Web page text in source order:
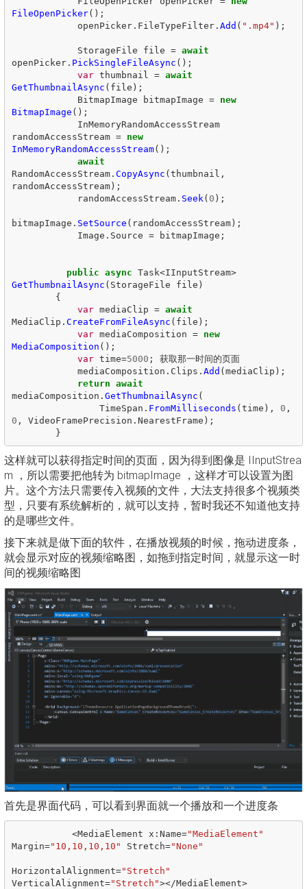
FileOpenPicker();
openPicker. FileTypeFilter. Add ( ".mp4" );
StorageFile file = await
openPicker. PickSingleFileAsync ();
var thumbnail = await
GetThumbnailAsync ( file );
BitmapImage
bitmapImage =
new
BitmapImage ();
InMemoryRandomAccessStream
randomAccessStream =
new
InMemoryRandomAccessStream();
await
RandomAccessStream. CopyAsync ( thumbnail ,
randomAccessStream);
randomAccessStream. Seek ( 0 );
bitmapImage . SetSource ( randomAccessStream);
Image . Source = bitmapImage ;
public async Task<IInputStream>
GetThumbnailAsync ( StorageFile file )
{
var mediaClip = await
MediaClip . CreateFromFileAsync ( file );
var mediaComposition =
new
MediaComposition ();
var time=5000 ;
获取那一时间的页面
mediaComposition . Clips . Add ( mediaClip );
return await
mediaComposition . GetThumbnailAsync (
TimeSpan . FromMilliseconds ( time ), 0 ,
0 , VideoFramePrecision . NearestFrame );
}
这样就可以获得指定时间的页面，因为得到图像是 IInputStrea
m ，所以需要把他转为 bitmapImage ，这样才可以设置为图
片。这个方法只需要传入视频的文件，大法支持很多个视频类
型，只要有系统解析的，就可以支持，暂时我还不知道他支持
的是哪些文件。
接下来就是做下面的软件，在播放视频的时候，拖动进度条，
就会显示对应的视频缩略图，如拖到指定时间，就显示这一时
间的视频缩略图
首先是界面代码，可以看到界面就一个播放和一个进度条
<MediaElement x : Name="MediaElement"
Margin="10,10,10,10" Stretch="None"
HorizontalAlignment="Stretch"
VerticalAlignment="Stretch"></MediaElement>